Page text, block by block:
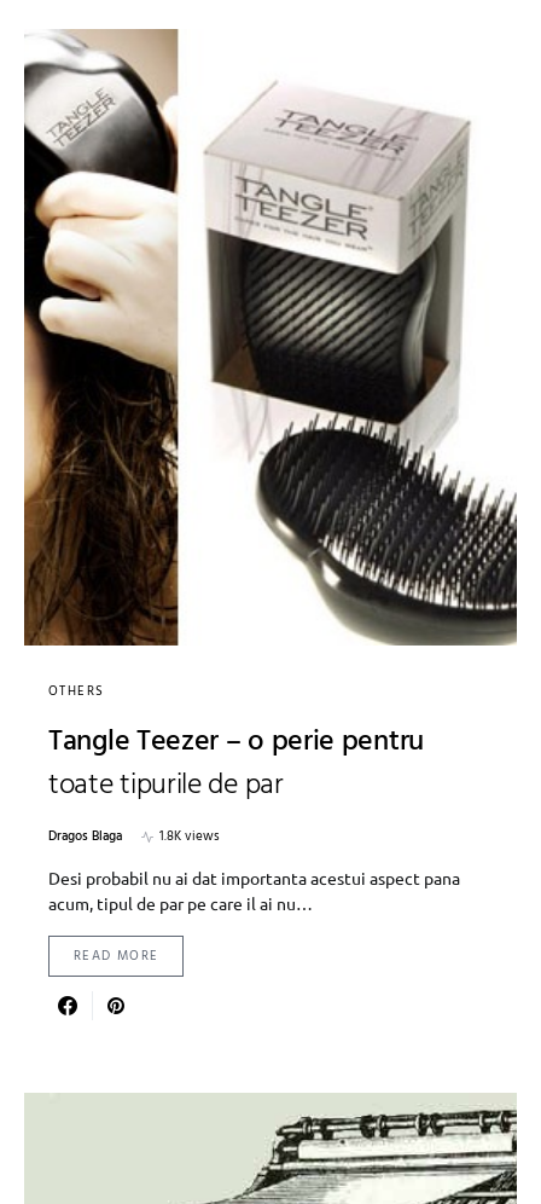
OTHERS
Tangle Teezer – o perie pentru
toate tipurile de par
Dragos Blaga
1.8K views
Desi probabil nu ai dat importanta acestui aspect pana
acum, tipul de par pe care il ai nu…
READ MORE